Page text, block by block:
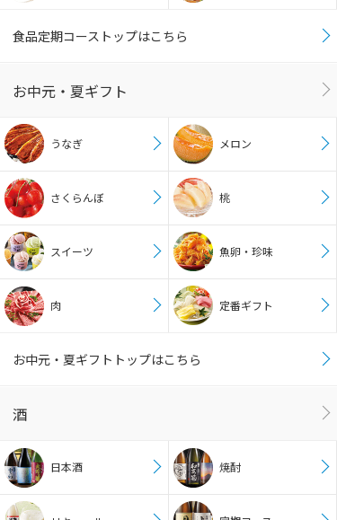
食品定期コーストップはこちら
お中元・夏ギフト
うなぎ メロン
さくらんぼ 桃
スイーツ 魚卵・珍味
肉 定番ギフト
お中元・夏ギフトトップはこちら
酒
日本酒 焼酎